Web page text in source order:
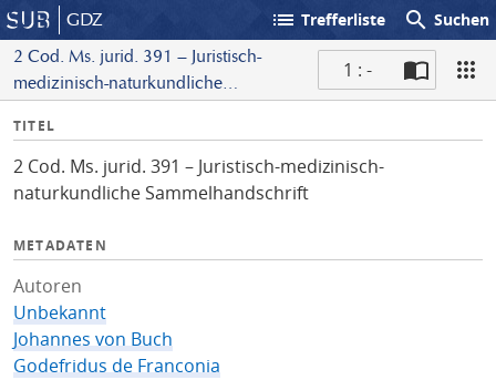
GDZ list Trefferliste search Suchen
2 Cod. Ms. jurid. 391 – Juristisch-
medizinisch-naturkundliche
1 : -
I
f
o
TITEL
2 Cod. Ms. jurid. 391 – Juristisch-medizinisch-
naturkundliche Sammelhandschrift
METADATEN
Autoren
Unbekannt
Johannes von Buch
Godefridus de Franconia